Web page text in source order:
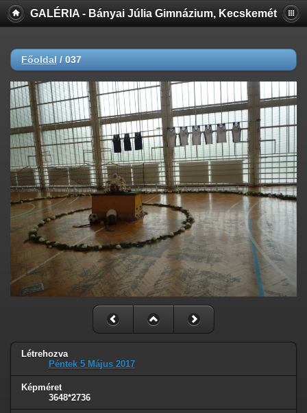
GALÉRIA - Bányai Júlia Gimnázium, Kecskemét
Főoldal / 037
Létrehozva
Péntek 5 Május 2017
Képméret
3648*2736